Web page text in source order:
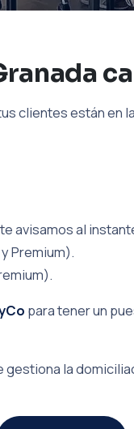
clientes están en
avisamos al
Premium).
para tener un
gestiona la